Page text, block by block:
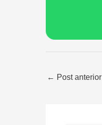
← Post anterior